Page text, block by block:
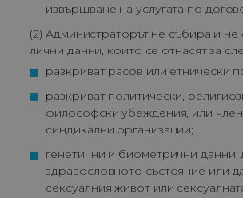
извършване на услугата по
(2) Администраторът не събира и
лични данни, които се отнасят за
разкриват расов или етнически
разкриват политически,
философски убеждения, или
синдикални организации;
генетични и биометрични данни,
здравословното състояние или
сексуалния живот или